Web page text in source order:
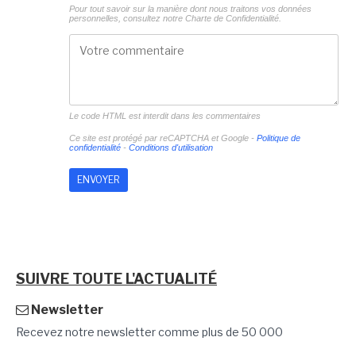
Pour tout savoir sur la manière dont nous traitons vos données
personnelles, consultez notre Charte de Confidentialité.
Le code HTML est interdit dans les commentaires
Ce site est protégé par reCAPTCHA et Google - Politique de
confidentialité- Conditions d'utilisation
SUIVRE TOUTE L'ACTUALITÉ
Newsletter
Recevez notre newsletter comme plus de 50 000